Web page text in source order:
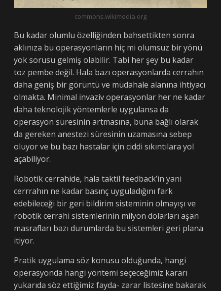
commons.wikimedia.org
Bu kadar olumlu özelliğinden bahsettikten sonra
aklınıza bu operasyonların hiç mi olumsuz bir yönü
yok sorusu gelmiş olabilir. Tabi her şey bu kadar
toz pembe değil. Hala bazı operasyonlarda cerrahın
daha geniş bir görüntü ve müdahale alanına ihtiyacı
olmakta. Minimal invaziv operasyonlar her ne kadar
daha teknolojik yöntemlerle uygulansa da
operasyon süresinin artmasına, buna bağlı olarak
da gereken anestezi süresinin uzamasına sebep
oluyor ve bu bazı hastalar için ciddi sıkıntılara yol
açabiliyor.
Robotik cerrahide, hala taktil feedback’in yani
cerrrahın ne kadar basınç uyguladığını fark
edebileceği bir geri bildirim sisteminin olmayışı ve
robotik cerrahi sistemlerinin milyon dolarları aşan
masrafları bazı durumlarda bu sistemleri geri plana
itiyor.
Pratik uygulama söz konusu olduğunda, hangi
operasyonda hangi yöntemi seçeceğimiz kararı
yukarıda söz ettiğimiz fayda- zarar listesine bakarak